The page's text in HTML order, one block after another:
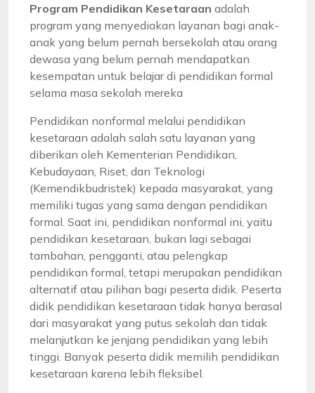
Program Pendidikan Kesetaraan adalah
program yang menyediakan layanan bagi anak-
anak yang belum pernah bersekolah atau orang
dewasa yang belum pernah mendapatkan
kesempatan untuk belajar di pendidikan formal
selama masa sekolah mereka
Pendidikan nonformal melalui pendidikan
kesetaraan adalah salah satu layanan yang
diberikan oleh Kementerian Pendidikan,
Kebudayaan, Riset, dan Teknologi
(Kemendikbudristek) kepada masyarakat, yang
memiliki tugas yang sama dengan pendidikan
formal. Saat ini, pendidikan nonformal ini, yaitu
pendidikan kesetaraan, bukan lagi sebagai
tambahan, pengganti, atau pelengkap
pendidikan formal, tetapi merupakan pendidikan
alternatif atau pilihan bagi peserta didik. Peserta
didik pendidikan kesetaraan tidak hanya berasal
dari masyarakat yang putus sekolah dan tidak
melanjutkan ke jenjang pendidikan yang lebih
tinggi. Banyak peserta didik memilih pendidikan
kesetaraan karena lebih fleksibel.